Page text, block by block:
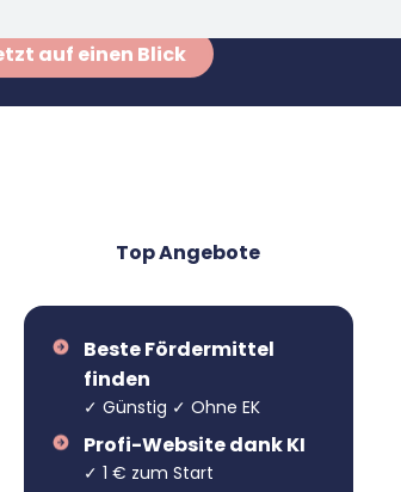
Top Angebote
Beste Fördermittel
finden
✓ Günstig ✓ Ohne EK
Profi-Website dank KI
✓ 1 € zum Start